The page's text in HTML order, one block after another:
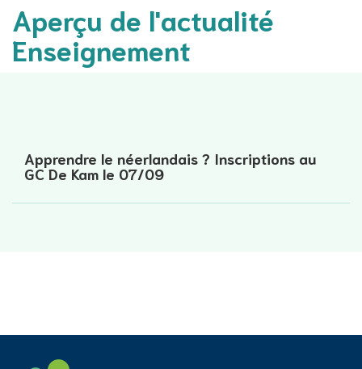
Aperçu de l'actualité
Enseignement
Apprendre le néerlandais ? Inscriptions au
GC De Kam le 07/09